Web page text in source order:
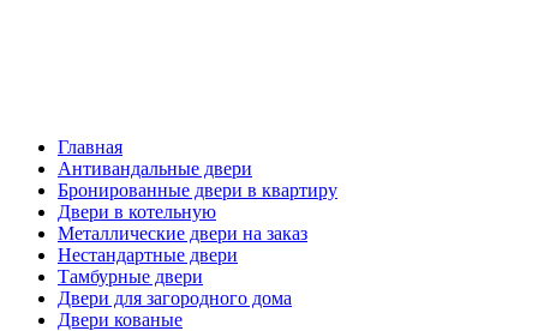
Главная
Антивандальные двери
Бронированные двери в квартиру
Двери в котельную
Металлические двери на заказ
Нестандартные двери
Тамбурные двери
Двери для загородного дома
Двери кованые